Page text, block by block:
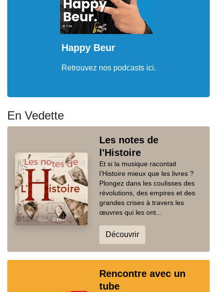
Happy Beur
Retrouvez nos podcasts ici.
En Vedette
Les notes de
l'Histoire
Et si la musique racontait
l’Histoire mieux que les livres ?
Plongez dans les coulisses des
révolutions, des empires et des
grandes crises à travers les
œuvres qui les ont...
Découvrir
Rencontre avec un
tube